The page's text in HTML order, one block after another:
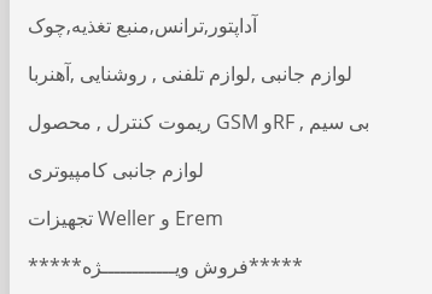
آداپتور,ترانس,منبع تغذیه,چوک
لوازم جانبی ,لوازم تلفنی , روشنایی ,آهنربا
ریموت کنترل , محصول GSM وRF , بی سیم
لوازم جانبی کامپیوتری
تجهیزات Weller و Erem
*****فروش ویــــــــــــژه*****